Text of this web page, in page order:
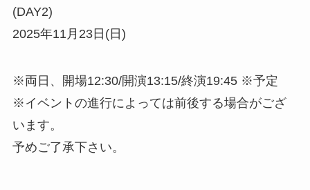
(DAY2)
2025年11月23日(日)
※両日、開場12:30/開演13:15/終演19:45 ※予定
※イベントの進行によっては前後する場合がござ
います。
予めご了承下さい。